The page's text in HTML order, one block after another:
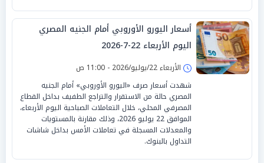
أسعار اليورو الأوروبي أمام الجنيه المصري
اليوم الأربعاء 22-7-2026
الأربعاء 22/يوليو/2026 - 11:00 ص
شهدت أسعار صرف «اليورو الأوروبي» أمام الجنيه
المصري حالة من الاستقرار والتراجع الطفيف بداخل القطاع
المصرفي المحلي، خلال التعاملات الصباحية اليوم الأربعاء،
الموافق 22 يوليو 2026، وذلك مقارنة بالمستويات
والمعدلات المسجلة في تعاملات الأمس بداخل شاشات
التداول بالبنوك.